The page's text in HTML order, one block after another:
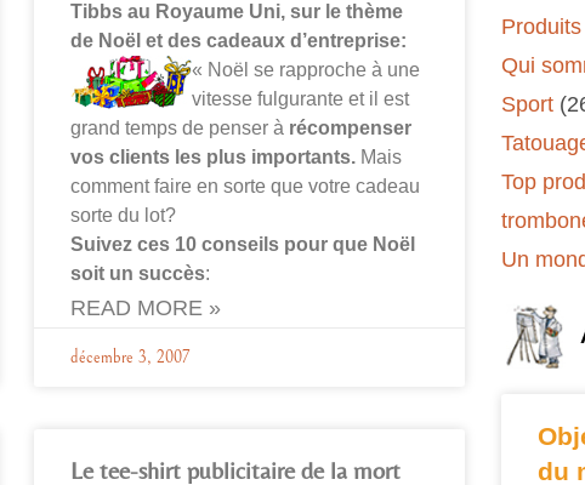
Tibbs au Royaume Uni, sur le thème
de Noël et des cadeaux d’entreprise:
« Noël se rapproche à une
vitesse fulgurante et il est
grand temps de penser à récompenser
vos clients les plus importants.Mais
comment faire en sorte que votre cadeau
sorte du lot?
Suivez ces 10 conseils pour que Noël
soit un succès:
READ MORE »
décembre 3, 2007
Le tee-shirt publicitaire de la mort
Qui
Sport
Top
Un
du